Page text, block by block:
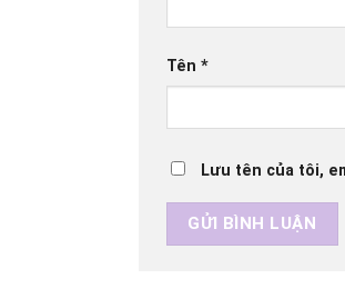
Tên *
Lưu tên của tôi,